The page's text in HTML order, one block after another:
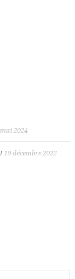
2024
19 décembre 2022